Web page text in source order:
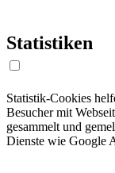
Statistiken
Statistik-Cookies
Besucher mit
gesammelt und
Dienste wie Google